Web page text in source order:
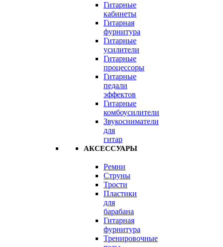
Гитарные
кабинеты
Гитарная
фурнитура
Гитарные
усилители
Гитарные
процессоры
Гитарные
педали
эффектов
Гитарные
комбоусилители
Звукосниматели
для
гитар
АКСЕССУАРЫ
Ремни
Струны
Трости
Пластики
для
барабана
Гитарная
фурнитура
Тренировочные